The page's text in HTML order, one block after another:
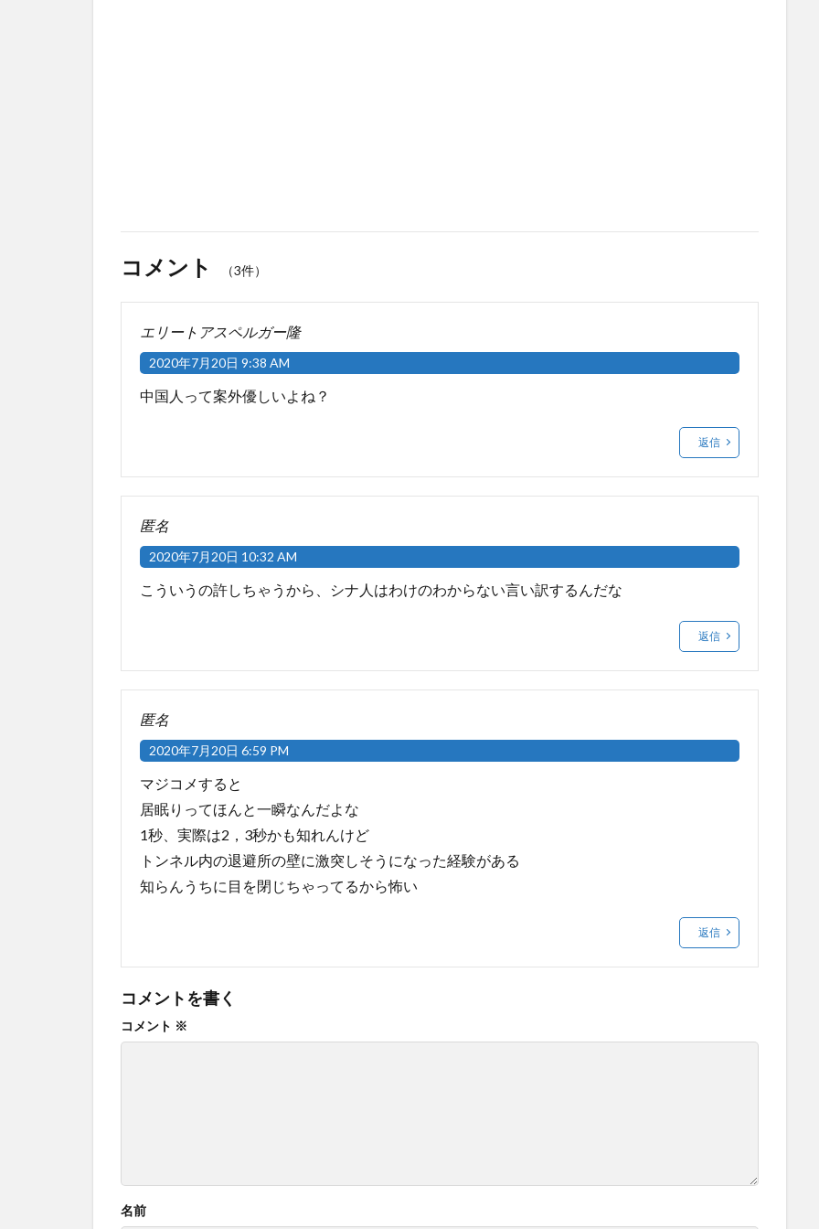
コメント （3件）
エリートアスペルガー隆
2020年7月20日 9:38 AM
中国人って案外優しいよね？
返信
匿名
2020年7月20日 10:32 AM
こういうの許しちゃうから、シナ人はわけのわからない言い訳するんだな
返信
匿名
2020年7月20日 6:59 PM
マジコメすると
居眠りってほんと一瞬なんだよな
1秒、実際は2，3秒かも知れんけど
トンネル内の退避所の壁に激突しそうになった経験がある
知らんうちに目を閉じちゃってるから怖い
返信
コメントを書く
コメント ※
名前